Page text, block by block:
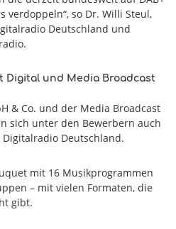
verdoppeln“, so Dr. Willi Steul,
Deutschland und
Digital und Media Broadcast
& Co. und der Media Broadcast
sich unter den Bewerbern auch
Deutschland.
mit 16 Musikprogrammen
– mit vielen Formaten, die
gibt.